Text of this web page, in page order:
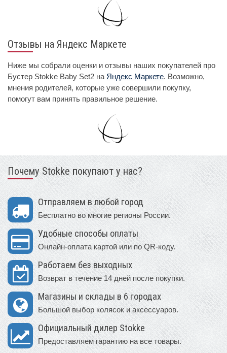
Отзывы на Яндекс Маркете
Ниже мы собрали оценки и отзывы наших покупателей про
Бустер Stokke Baby Set2 на Яндекс Маркете. Возможно,
мнения родителей, которые уже совершили покупку,
помогут вам принять правильное решение.
Почему Stokke покупают у нас?
Отправляем в любой город
Бесплатно во многие регионы России.
Удобные способы оплаты
Онлайн-оплата картой или по QR-коду.
Работаем без выходных
Возврат в течение 14 дней после покупки.
Магазины и склады в 6 городах
Большой выбор колясок и аксессуаров.
Официальный дилер Stokke
Предоставляем гарантию на все товары.